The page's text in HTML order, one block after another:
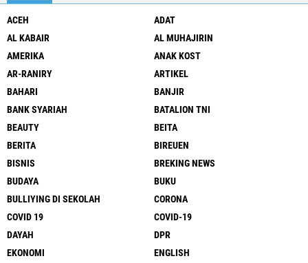
ACEH
ADAT
AL KABAIR
AL MUHAJIRIN
AMERIKA
ANAK KOST
AR-RANIRY
ARTIKEL
BAHARI
BANJIR
BANK SYARIAH
BATALION TNI
BEAUTY
BEITA
BERITA
BIREUEN
BISNIS
BREKING NEWS
BUDAYA
BUKU
BULLIYING DI SEKOLAH
CORONA
COVID 19
COVID-19
DAYAH
DPR
EKONOMI
ENGLISH